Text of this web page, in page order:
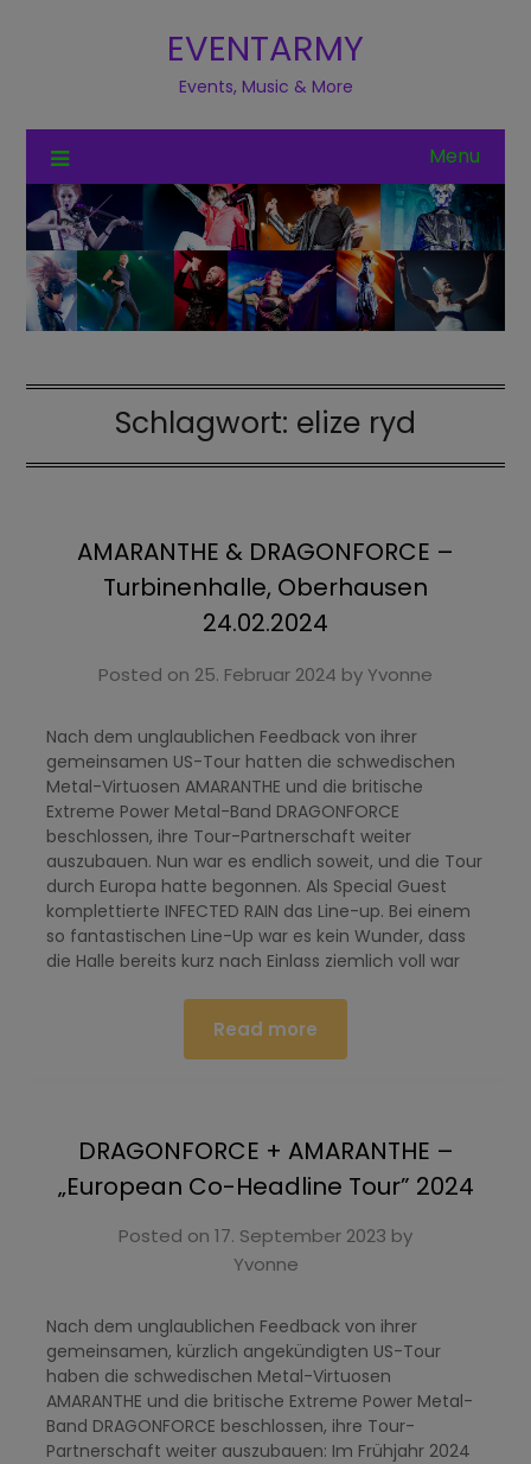
EVENTARMY
Events, Music & More
Menu
Schlagwort: elize ryd
AMARANTHE & DRAGONFORCE –
Turbinenhalle, Oberhausen
24.02.2024
Posted on 25. Februar 2024 byYvonne
Nach dem unglaublichen Feedback von ihrer
gemeinsamen US-Tour hatten die schwedischen
Metal-Virtuosen AMARANTHE und die britische
Extreme Power Metal-Band DRAGONFORCE
beschlossen, ihre Tour-Partnerschaft weiter
auszubauen. Nun war es endlich soweit, und die Tour
durch Europa hatte begonnen. Als Special Guest
komplettierte INFECTED RAIN das Line-up. Bei einem
so fantastischen Line-Up war es kein Wunder, dass
die Halle bereits kurz nach Einlass ziemlich voll war
Read more
DRAGONFORCE + AMARANTHE –
„European Co-Headline Tour” 2024
Posted on 17. September 2023 by
Yvonne
Nach dem unglaublichen Feedback von ihrer
gemeinsamen, kürzlich angekündigten US-Tour
haben die schwedischen Metal-Virtuosen
AMARANTHE und die britische Extreme Power Metal-
Band DRAGONFORCE beschlossen, ihre Tour-
Partnerschaft weiter auszubauen: Im Frühjahr 2024